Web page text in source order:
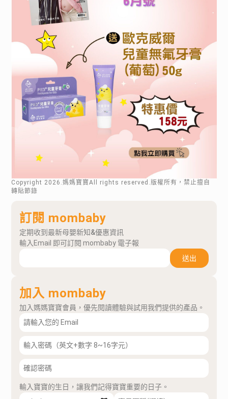
Copyright 2026 .媽媽寶寶All rights reserved.版權所有，禁止擅自
轉貼節錄
訂閱 mombaby
定期收到最新母嬰新知&優惠資訊
輸入Email 即可訂閱 mombaby 電子報
送出
加入 mombaby
加入媽媽寶寶會員，優先閱讀體驗與試用我們提供的產品。
輸入寶寶的生日，讓我們記得寶寶重要的日子。